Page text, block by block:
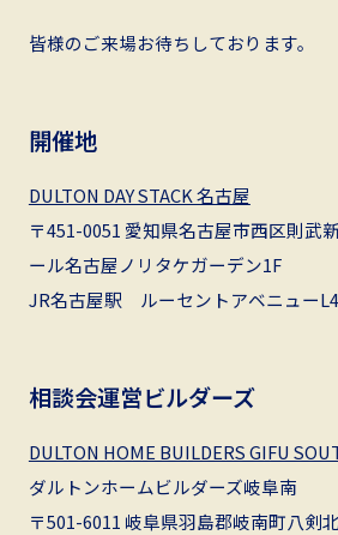
皆様のご来場お待ちしております。
開催地
DULTON DAY STACK 名古屋
〒451-0051 愛知県名古屋市西区則
ール名古屋ノリタケガーデン1F
JR名古屋駅 ルーセントアベニュー
相談会運営ビルダーズ
DULTON HOME BUILDERS GIFU
ダルトンホームビルダーズ岐阜南
〒501-6011 岐阜県羽島郡岐南町八剣